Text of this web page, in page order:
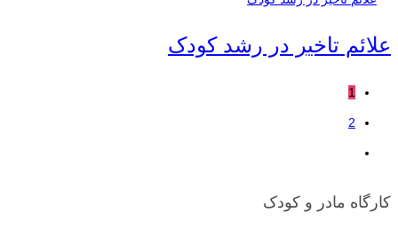
علائم تاخیر در رشد کودک
1
2
کارگاه مادر و کودک